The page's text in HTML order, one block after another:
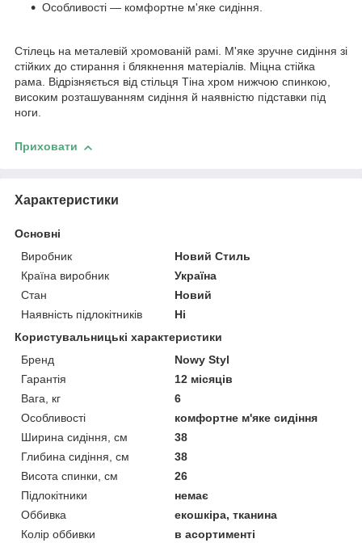
Особливості — комфортне м'яке сидіння.
Стілець на металевій хромованій рамі. М'яке зручне сидіння зі
стійких до стирання і блякнення матеріалів. Міцна стійка
рама. Відрізняється від стільця Тіна хром нижчою спинкою,
високим розташуванням сидіння й наявністю підставки під
ноги.
Приховати
Характеристики
Основні
Виробник
Новий Стиль
Країна виробник
Україна
Стан
Новий
Наявність підлокітників
Ні
Користувальницькі характеристики
Бренд
Nowy Styl
Гарантія
12 місяців
Вага, кг
6
Особливості
комфортне м'яке сидіння
Ширина сидіння, см
38
Глибина сидіння, см
38
Висота спинки, см
26
Підлокітники
немає
Оббивка
екошкіра, тканина
Колір оббивки
в асортименті